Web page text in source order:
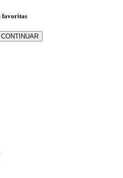
favoritas
CONTINUAR